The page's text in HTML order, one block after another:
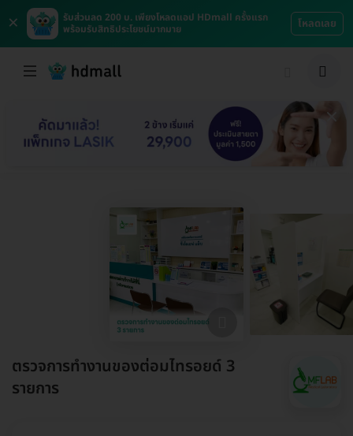
×
รับส่วนลด 200 บ. เพียงโหลดแอป HDmall ครั้งแรก
พร้อมรับสิทธิประโยชน์มากมาย
โหลดเลย
ตรวจการทำงานของต่อมไทรอยด์ 3
รายการ